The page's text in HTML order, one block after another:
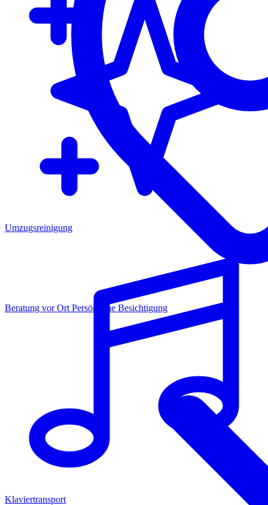
Beratung vor OrtPersönliche Besichtigung
Umzugsreinigung
Klaviertransport